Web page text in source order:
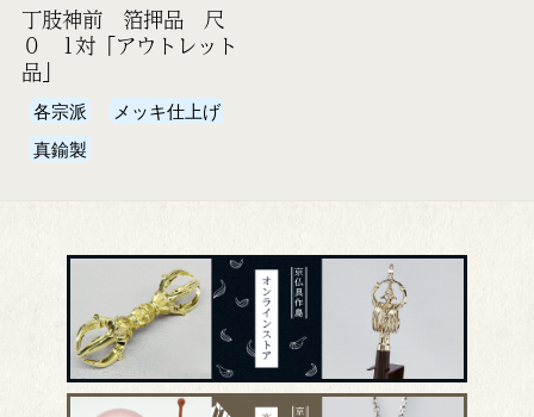
丁肢神前 箔押品 尺
０ 1対「アウトレット
品」
各宗派
メッキ仕上げ
真鍮製